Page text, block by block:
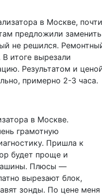
в Москве, почти
предложили заменить
не решился.
итоге вырезали
Результатом и
примерно 2-3 часа.
в Москве.
грамотную
Пришла к
будет проще и
Плюсы —
вырезают блок,
зонды. По цене меня